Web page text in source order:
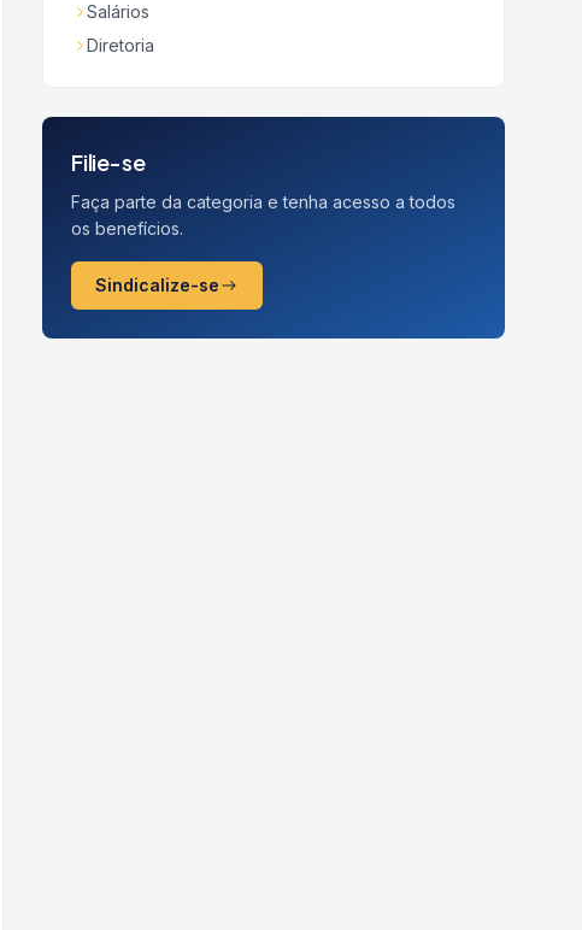
Salários
Diretoria
Filie-se
Faça parte da categoria e tenha acesso a todos
os benefícios.
Sindicalize-se